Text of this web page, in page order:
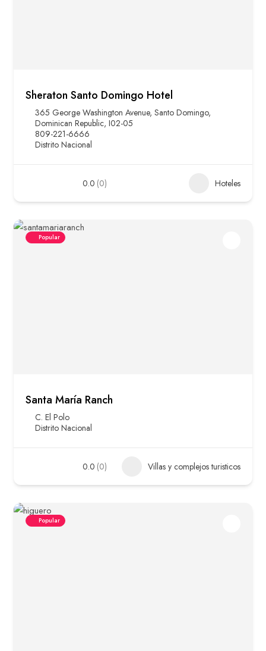
Sheraton Santo Domingo Hotel
365 George Washington Avenue, Santo Domingo,
Dominican Republic, I02-05
809-221-6666
Distrito Nacional
0.0 (0) Hoteles
Popular
Santa María Ranch
C. El Polo
Distrito Nacional
0.0 (0) Villas y complejos turisticos
Popular